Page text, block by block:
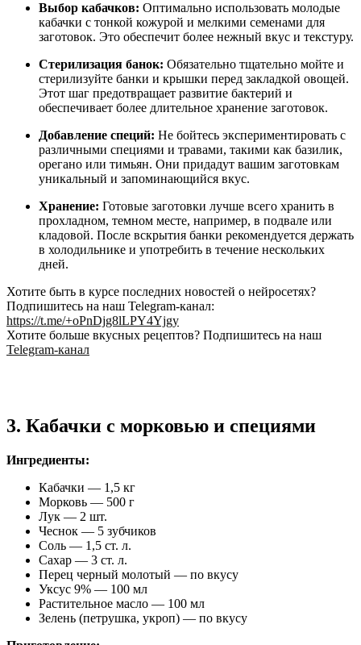
Выбор кабачков: Оптимально использовать молодые
кабачки с тонкой кожурой и мелкими семенами для
заготовок. Это обеспечит более нежный вкус и текстуру.
Стерилизация банок: Обязательно тщательно мойте и
стерилизуйте банки и крышки перед закладкой овощей.
Этот шаг предотвращает развитие бактерий и
обеспечивает более длительное хранение заготовок.
Добавление специй: Не бойтесь экспериментировать с
различными специями и травами, такими как базилик,
орегано или тимьян. Они придадут вашим заготовкам
уникальный и запоминающийся вкус.
Хранение: Готовые заготовки лучше всего хранить в
прохладном, темном месте, например, в подвале или
кладовой. После вскрытия банки рекомендуется держать
в холодильнике и употребить в течение нескольких
дней.
Хотите быть в курсе последних новостей о нейросетях?
Подпишитесь на наш Telegram-канал:
https://t.me/+oPnDjg8lLPY4Yjgy
Хотите больше вкусных рецептов? Подпишитесь на наш
Telegram-канал
3. Кабачки с морковью и специями
Ингредиенты:
Кабачки — 1,5 кг
Морковь — 500 г
Лук — 2 шт.
Чеснок — 5 зубчиков
Соль — 1,5 ст. л.
Сахар — 3 ст. л.
Перец черный молотый — по вкусу
Уксус 9% — 100 мл
Растительное масло — 100 мл
Зелень (петрушка, укроп) — по вкусу